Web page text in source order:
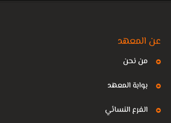
عن المعهد
من نحن
بوابة المعهد
الفرع النسائي